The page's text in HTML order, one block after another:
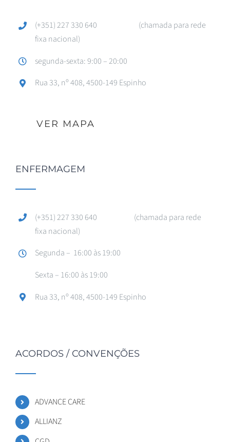
(+351) 227 330 640 (chamada para rede
fixa nacional)
segunda-sexta: 9:00 – 20:00
Rua 33, nº 408, 4500-149 Espinho
VER MAPA
ENFERMAGEM
(+351) 227 330 640 (chamada para rede
fixa nacional)
Segunda – 16:00 às 19:00
Sexta – 16:00 às 19:00
Rua 33, nº 408, 4500-149 Espinho
ACORDOS / CONVENÇÕES
ADVANCE CARE
ALLIANZ